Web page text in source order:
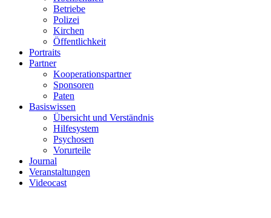
Betriebe
Polizei
Kirchen
Öffentlichkeit
Portraits
Partner
Kooperationspartner
Sponsoren
Paten
Basiswissen
Übersicht und Verständnis
Hilfesystem
Psychosen
Vorurteile
Journal
Veranstaltungen
Videocast